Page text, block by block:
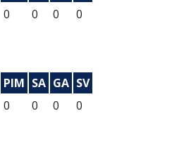
0 0 0 0
PIM SA GA SV
0 0 0
0